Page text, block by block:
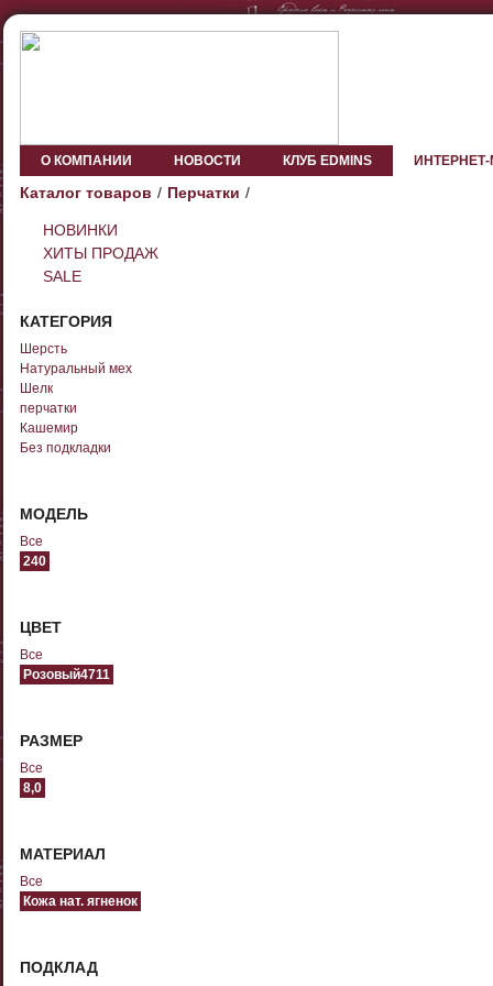
О КОМПАНИИ НОВОСТИ КЛУБ EDMINS
Каталог товаров Перчатки
НОВИНКИ
ХИТЫ ПРОДАЖ
SALE
КАТЕГОРИЯ
Шерсть
Натуральный мех
Шелк
перчатки
Кашемир
Без подкладки
МОДЕЛЬ
Все
240
ЦВЕТ
Все
Розовый4711
РАЗМЕР
Все
8,0
МАТЕРИАЛ
Все
Кожа нат. ягненок
ПОДКЛАД